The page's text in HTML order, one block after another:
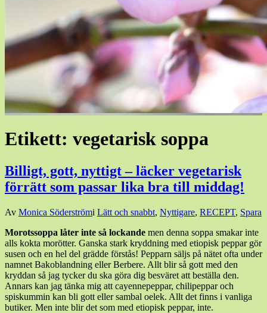
Etikett: vegetarisk soppa
Billigt, gott, nyttigt – läcker vegetarisk
förrätt som passar lika bra till middag!
Den
januari,
201917
januari,
2019
Av Monica Söderströmi Lätt och snabbt, Nyttigare, RECEPT, Spara
Morotssoppa låter inte så lockande men denna soppa smakar inte
alls kokta morötter. Ganska stark kryddning med etiopisk peppar gör
susen och en hel del grädde förstås! Pepparn säljs på nätet ofta under
namnet Bakoblandning eller Berbere. Allt blir så gott med den
kryddan så jag tycker du ska göra dig besväret att beställa den.
Annars kan jag tänka mig att cayennepeppar, chilipeppar och
spiskummin kan bli gott eller sambal oelek. Allt det finns i vanliga
butiker. Men inte blir det som med etiopisk peppar, inte.